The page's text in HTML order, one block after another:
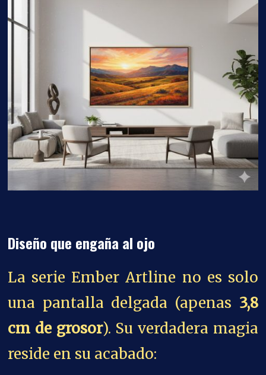
Diseño que engaña al ojo
La serie Ember Artline no es solo
una pantalla delgada (apenas 3,8
cm de grosor). Su verdadera magia
reside en su acabado: